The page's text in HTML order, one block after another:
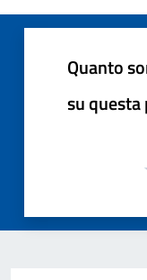
Quanto
su questa